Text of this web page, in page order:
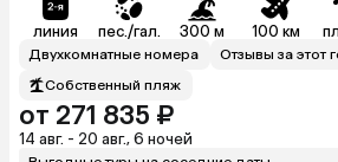
линия пес./гал. 300 м 100 км
Двухкомнатные номера
Отзывы за этот
Собственный пляж
от 271 835 ₽
14 авг. - 20 авг., 6 ночей